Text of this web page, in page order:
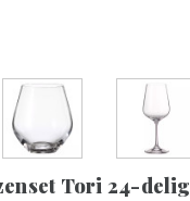
Tori 24-delig